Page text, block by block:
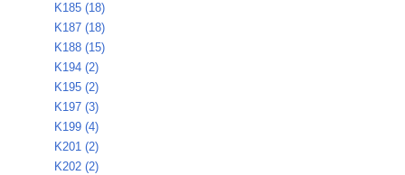
K185 (18)
K187 (18)
K188 (15)
K194 (2)
K195 (2)
K197 (3)
K199 (4)
K201 (2)
K202 (2)